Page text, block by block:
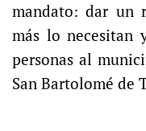
mandato: dar un
más lo necesitan
personas al
San Bartolomé de